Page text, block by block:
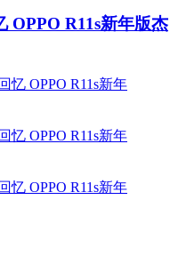
OPPO R11s新年版杰